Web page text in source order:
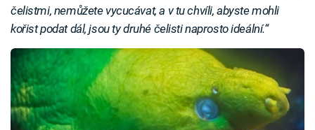
čelistmi, nemůžete vycucávat, a v tu chvíli, abyste mohli
kořist podat dál, jsou ty druhé čelisti naprosto ideální.“